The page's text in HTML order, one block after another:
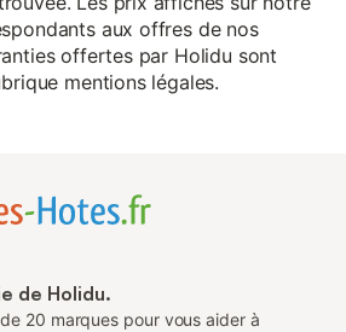
aux offres de nos
offertes par Holidu sont
mentions légales.
de Holidu.
20 marques pour vous aider à